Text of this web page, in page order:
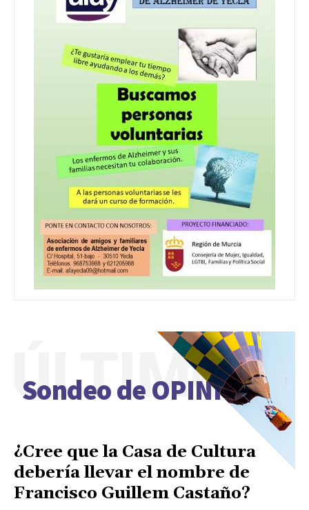
Sondeo de OPINIÓN
ÚLTIMO
¿Cree que la Casa de Cultura
debería llevar el nombre de
Francisco Guillem Castaño?